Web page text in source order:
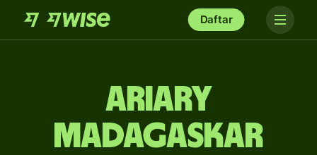
Daftar
ariary
Madagaskar